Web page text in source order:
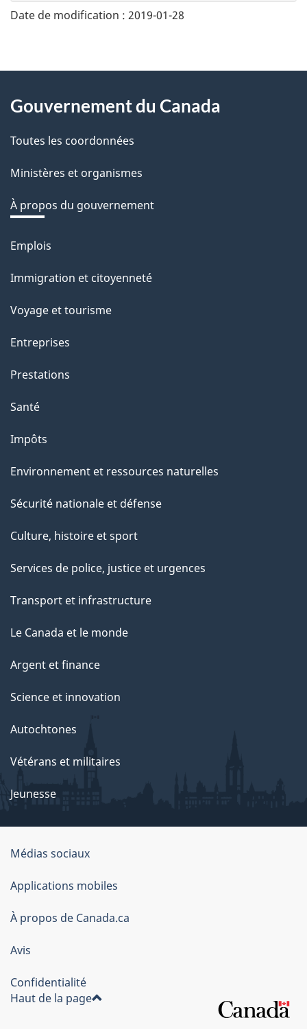
n
v
o
t
r
r
é
t
r
a
c
i
o
s
u
c
e
t
e
a
g
Date de modification : 2019-01-28
About
this
site
Gouvernement du Canada
Toutes les coordonnées
Ministères et organismes
À propos du gouvernement
Thèmes
sujets
Emplois
Immigration et citoyenneté
Voyage et tourisme
Entreprises
Prestations
Santé
Impôts
Environnement et ressources naturelles
Sécurité nationale et défense
Culture, histoire et sport
Services de police, justice et urgences
Transport et infrastructure
Le Canada et le monde
Argent et finance
Science et innovation
Autochtones
Vétérans et militaires
Jeunesse
À
propos
de
ce
site
Médias sociaux
Applications mobiles
À propos de Canada.ca
Avis
Confidentialité
Haut de la page